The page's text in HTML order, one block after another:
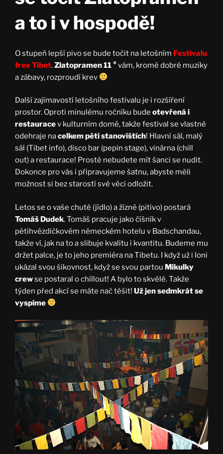
a to i v hospodě!
O stupeň lepší pivo se bude točit na letošním Festivalu
free Tibet.Zlatopramen 11 °vám, kromě dobré muziky
a zábavy, rozproudí krev
Další zajímavostí letošního festivalu je i rozšíření
prostor. Oproti minulému ročníku bude otevřená i
restauracev kulturním domě, takže festival se vlastně
odehraje nacelkem pěti stanovištích! Hlavní sál, malý
sál (Tibet info), disco bar (pepin stage), vinárna (chill
out) a restaurace! Prostě nebudete mít šanci se nudit.
Dokonce pro vás i připravujeme šatnu, abyste měli
možnost si bez starostí své věci odložit.
Letos se o vaše chutě (jídlo) a žízně (pitivo) postará
Tomáš Dudek. Tomáš pracuje jako číšník v
pětihvězdičkovém německém hotelu v Badschandau,
takže ví, jak na to a slibuje kvalitu i kvantitu. Budeme mu
držet palce, je to jeho premiéra na Tibetu. I když už i loni
ukázal svou šikovnost, když se svou partou Mikulky
crewse postaral o chillout! A bylo to skvělé. Takže
týden před akcí se máte nač těšit! Už jen sedmkrát se
vyspíme